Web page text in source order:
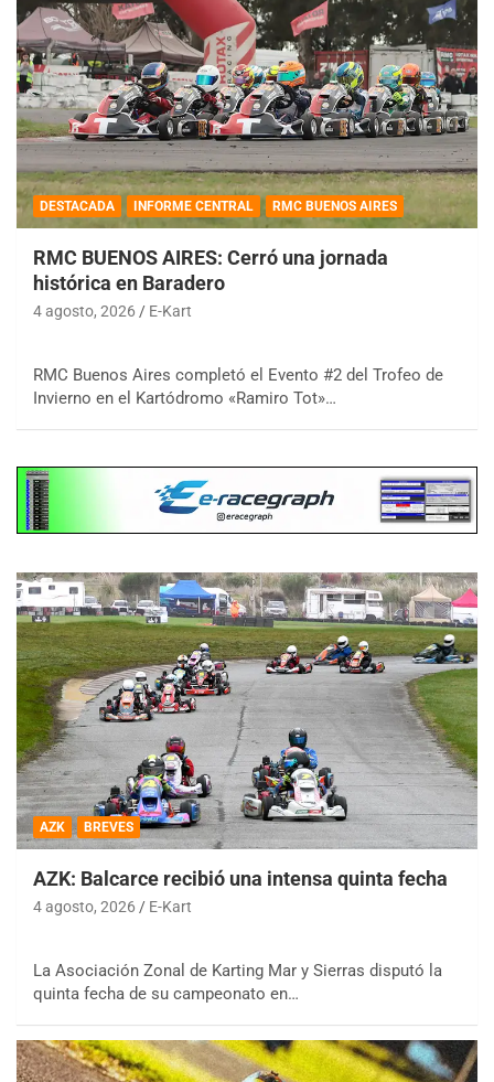
DESTACADA INFORME CENTRAL RMC BUENOS AIRES
RMC BUENOS AIRES: Cerró una jornada
histórica en Baradero
4 agosto, 2026 E-Kart
RMC Buenos Aires completó el Evento #2 del Trofeo de
Invierno en el Kartódromo «Ramiro Tot»…
AZK BREVES
AZK: Balcarce recibió una intensa quinta fecha
4 agosto, 2026 E-Kart
La Asociación Zonal de Karting Mar y Sierras disputó la
quinta fecha de su campeonato en…